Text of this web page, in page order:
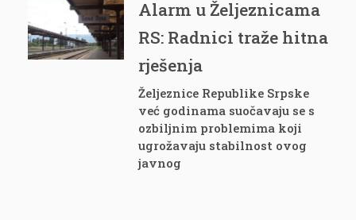
Alarm u Željeznicama
RS: Radnici traže hitna
rješenja
Željeznice Republike Srpske
već godinama suočavaju se s
ozbiljnim problemima koji
ugrožavaju stabilnost ovog
javnog